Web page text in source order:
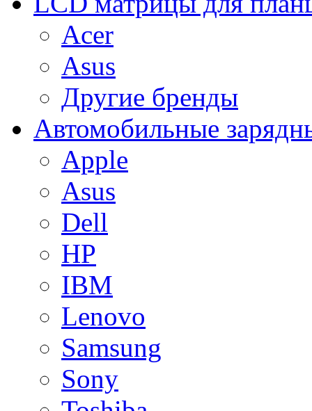
Acer
Asus
Другие бренды
Автомобильные
Apple
Asus
Dell
HP
IBM
Lenovo
Samsung
Sony